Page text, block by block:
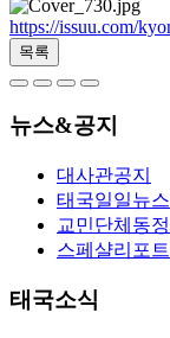
https://issuu.com/
목록
뉴스&공지
대사관공지
태국일일뉴스
교민단체동정
스페샬리포트
태국소식